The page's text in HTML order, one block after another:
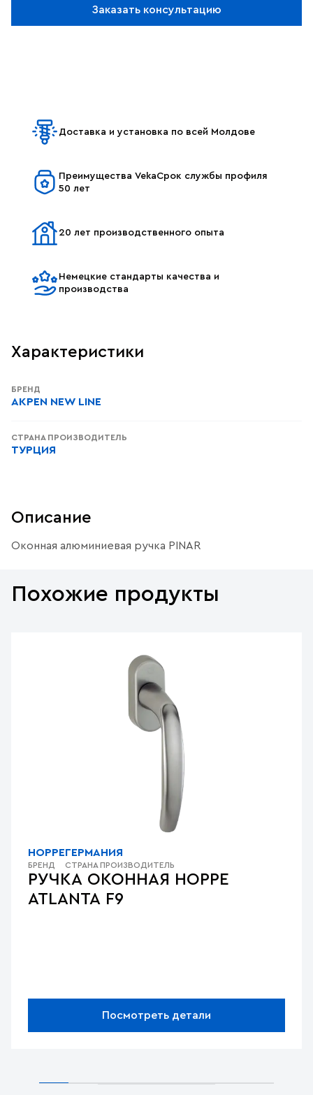
Заказать консультацию
Доставка и установка по всей Молдове
Преимущества VekaСрок службы профиля
50 лет
20 лет производственного опыта
Немецкие стандарты качества и
производства
Характеристики
БРЕНД
AKPEN NEW LINE
СТРАНА ПРОИЗВОДИТЕЛЬ
ТУРЦИЯ
Описание
Оконная алюминиевая ручка PINAR
Похожие продукты
РУЧКА ОКОННАЯ HOPPE
ATLANTA F9
HOPPE
БРЕНД
ГЕРМАНИЯ
СТРАНА ПРОИЗВОДИТЕЛЬ
Посмотреть детали